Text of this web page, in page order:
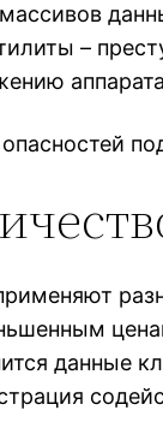
–
данные